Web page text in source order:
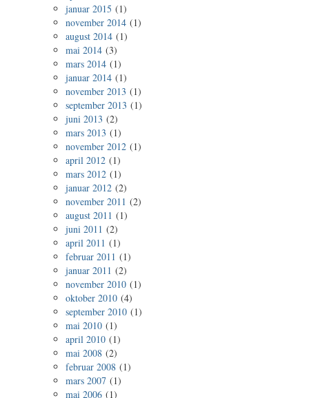
januar 2015 (1)
november 2014 (1)
august 2014 (1)
mai 2014 (3)
mars 2014 (1)
januar 2014 (1)
november 2013 (1)
september 2013 (1)
juni 2013 (2)
mars 2013 (1)
november 2012 (1)
april 2012 (1)
mars 2012 (1)
januar 2012 (2)
november 2011 (2)
august 2011 (1)
juni 2011 (2)
april 2011 (1)
februar 2011 (1)
januar 2011 (2)
november 2010 (1)
oktober 2010 (4)
september 2010 (1)
mai 2010 (1)
april 2010 (1)
mai 2008 (2)
februar 2008 (1)
mars 2007 (1)
mai 2006 (1)